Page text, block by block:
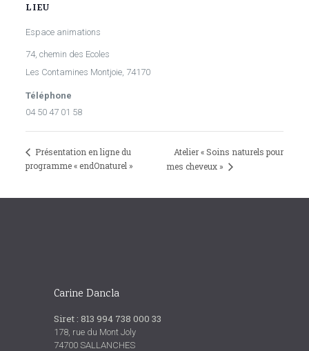
LIEU
Espace animations
74, chemin des Ecoles
Les Contamines Montjoie, 74170
Téléphone
04 50 47 01 58
Présentation en ligne du
programme « endOnaturel »
Atelier « Soins naturels pour
mes cheveux »
Carine Dancla
Siret : 813 994 738 000 33
178, rue du Mont Joly
74700 SALLANCHES